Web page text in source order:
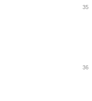
35
36